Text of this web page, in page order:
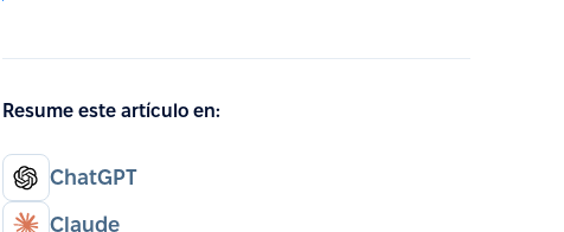
Resume este artículo en:
ChatGPT
Claude